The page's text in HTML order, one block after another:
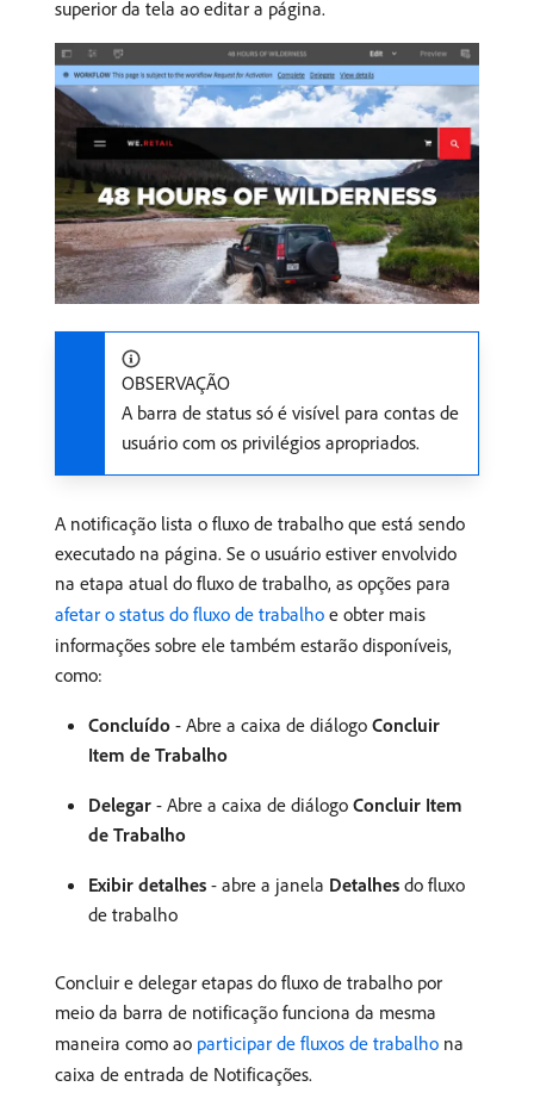
superior da tela ao editar a página.
OBSERVAÇÃO
A barra de status só é visível para contas de
usuário com os privilégios apropriados.
A notificação lista o fluxo de trabalho que está sendo
executado na página. Se o usuário estiver envolvido
na etapa atual do fluxo de trabalho, as opções para
afetar o status do fluxo de trabalho e obter mais
informações sobre ele também estarão disponíveis,
como:
Concluído - Abre a caixa de diálogo Concluir
Item de Trabalho
Delegar - Abre a caixa de diálogo Concluir Item
de Trabalho
Exibir detalhes - abre a janela Detalhes do fluxo
de trabalho
Concluir e delegar etapas do fluxo de trabalho por
meio da barra de notificação funciona da mesma
maneira como ao participar de fluxos de trabalho na
caixa de entrada de Notificações.